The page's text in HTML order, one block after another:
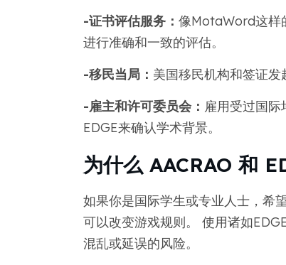
-证书评估服务： 像MotaWord这样
进行准确和一致的评估。
-移民当局： 美国移民机构和签证发
-雇主和许可委员会： 雇用受过国
EDGE来确认学术背景。
为什么 AACRAO 和
如果你是国际学生或专业人士，希
可以改变游戏规则。 使用诸如
混乱或延误的风险。